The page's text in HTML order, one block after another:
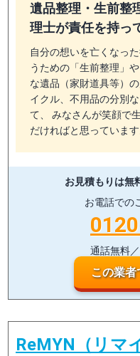
遺品整理・生前整
理士が責任を持っ
自分の想いを亡くなっ
うための「生前整理」
な遺品（家財道具等）
イクル、不用品の分別
て、 みなさんが笑顔で
だければと思っています
お見積もりは無
お電話での
通話無料
この業者
ReMYN（リマ